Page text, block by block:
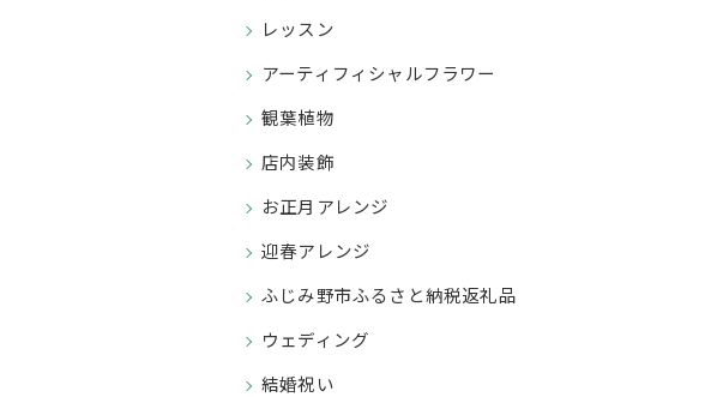
レッスン
アーティフィシャルフラワー
観葉植物
店内装飾
お正月アレンジ
迎春アレンジ
ふじみ野市ふるさと納税返礼品
ウェディング
結婚祝い